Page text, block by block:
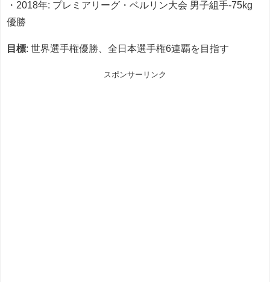
・2018年: プレミアリーグ・ベルリン大会 男子組手-75kg
優勝
目標: 世界選手権優勝、全日本選手権6連覇を目指す
スポンサーリンク